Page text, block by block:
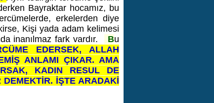
Bayraktar hocamız, bu
erkelerden diye
Kişi yada adam kelimesi
inanılmaz fark vardır.
Bu
EDERSEK, ALLAH
ANLAMI ÇIKAR. AMA
KADIN RESUL DE
İŞTE ARADAKİ